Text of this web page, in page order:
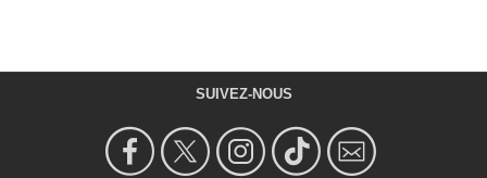
SUIVEZ-NOUS